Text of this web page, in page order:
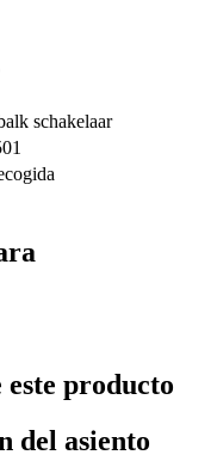
schakelaar
producto
del asiento